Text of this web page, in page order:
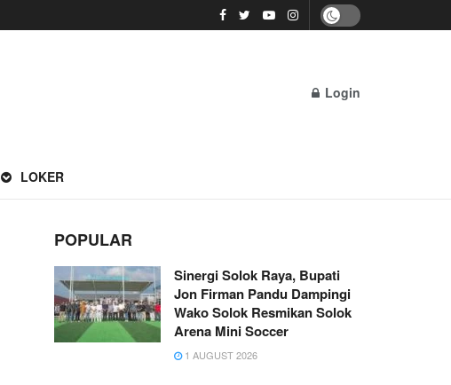
Login
LOKER
POPULAR
Sinergi Solok Raya, Bupati
Jon Firman Pandu Dampingi
Wako Solok Resmikan Solok
Arena Mini Soccer
1 AUGUST 2026